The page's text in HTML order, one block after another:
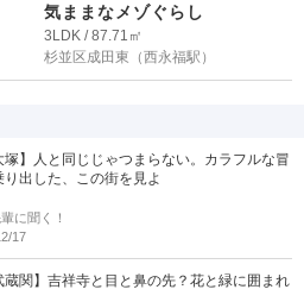
気ままなメゾぐらし
3LDK / 87.71㎡
杉並区成田東 （西永福駅）
塚】人と同じじゃつまらない。カラフルな冒
り出した、この街を見よ
に聞く！
17
蔵関】吉祥寺と目と鼻の先？花と緑に囲まれ